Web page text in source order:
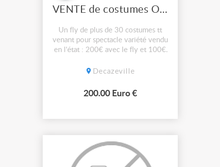
VENTE de costumes OCCASION
Un fly de plus de 30 costumes tt
venant pour spectacle variété vendu
en l'état : 200€ avec le fly et 100€
Decazeville
200.00 Euro €